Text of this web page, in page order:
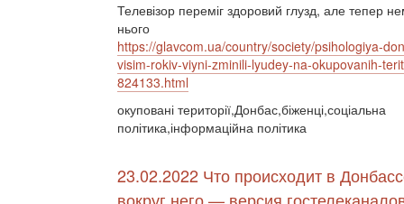
Телевізор переміг здоровий глузд, але тепер
нього
https://glavcom.ua/country/society/psihologiya-
visim-rokiv-viyni-zminili-lyudey-na-okupovanih-
824133.html
окуповані території,Донбас,біженці,соціальна
політика,інформаційна політика
23.02.2022 Что происходит в